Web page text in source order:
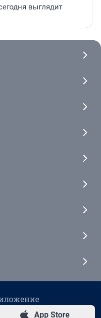
выглядит
App Store